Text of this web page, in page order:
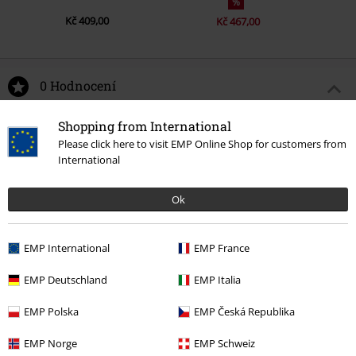
Shopping from International
Please click here to visit EMP Online Shop for customers from
International
Ok
EMP International EMP France
EMP Deutschland EMP Italia
EMP Polska EMP Česká Republika
EMP Norge EMP Schweiz
Kč 409,00 Kč 467,00
0 Hodnocení
Podělte se o váš názor "Attack On Titan emblem".
Napsat hodnocení